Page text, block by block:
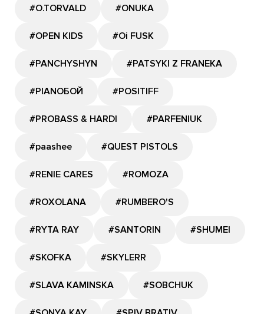
#O.TORVALD #ONUKA
#OPEN KIDS #Oi FUSK
#PANCHYSHYN #PATSYKI Z FRANEKA
#PIANOБОЙ #POSITIFF
#PROBASS & HARDI #PARFENIUK
#paashee #QUEST PISTOLS
#RENIE CARES #ROMOZA
#ROXOLANA #RUMBERO'S
#RYTA RAY #SANTORIN #SHUMEI
#SKOFKA #SKYLERR
#SLAVA KAMINSKA #SOBCHUK